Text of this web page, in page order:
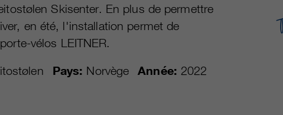
Skisenter. En plus de permettre
en été, l'installation permet de
vélos LEITNER.
Pays: Norvège Année: 2022